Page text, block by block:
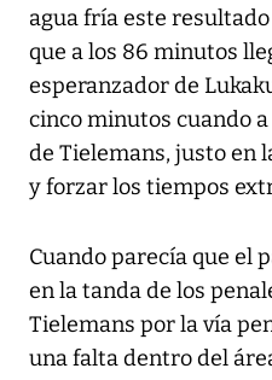
agua fría este
que a los 86 minutos
esperanzador de
cinco minutos cuando
de Tielemans, justo en
y forzar los tiempos
Cuando parecía que el
en la tanda de los
Tielemans por la vía
una falta dentro del